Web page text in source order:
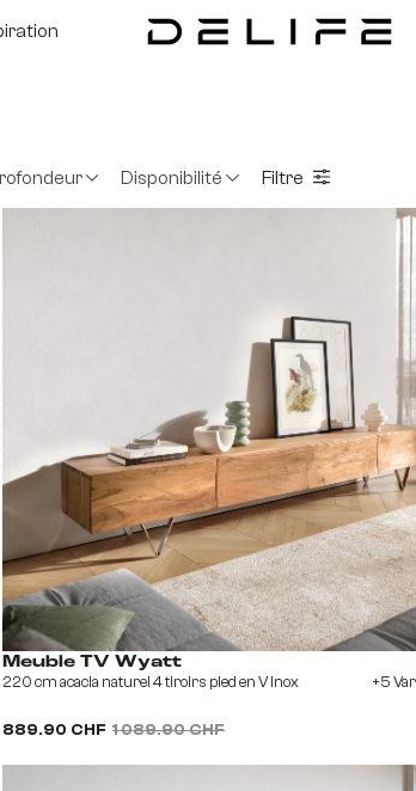
Disponibilité Filtre
Meuble TV Wyatt
220 cm acacia naturel 4 tiroirs pied en V inox
889.90 CHF 1 089.90 CHF
+5